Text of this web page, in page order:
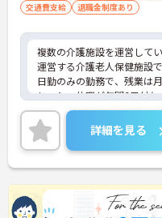
交通費支給
退職金制度あり
複数の介護施設を運営して
運営する介護老人保健施設で
日勤のみの勤務で、残業は
レッシュ休暇が年間6日付
トを大切にしながら働いて
ご興味のある方は面接対策
すのでお気軽にお問い合わ
詳細を見る